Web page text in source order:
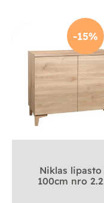
-15%
Niklas lipasto
100cm nro 2.2